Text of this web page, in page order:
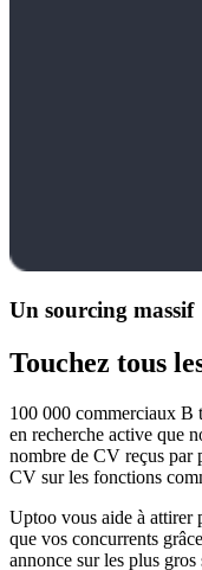
Un sourcing massif
Touchez tous
100 000 commerciaux B
en recherche active que
nombre de CV reçus par
CV sur les fonctions
Uptoo vous aide à attirer
que vos concurrents
annonce sur les plus